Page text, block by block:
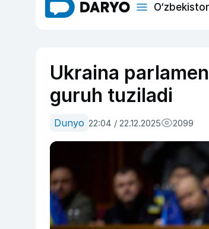
Ukraina
guruh tuziladi
Dunyo 22:04 / 22.12.2025 2099